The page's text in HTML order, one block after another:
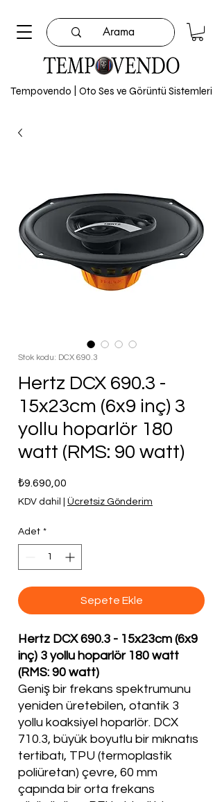
Tempovendo | Oto Ses ve Görüntü Sistemleri
Stok kodu: DCX 690.3
Hertz DCX 690.3 -
15x23cm (6x9 inç) 3
yollu hoparlör 180
watt (RMS: 90 watt)
₺9.690,00
KDV dahil Ücretsiz Gönderim
Adet *
Sepete Ekle
Hertz DCX 690.3 - 15x23cm (6x9
inç) 3 yollu hoparlör 180 watt
(RMS: 90 watt)
Geniş bir frekans spektrumunu
yeniden üretebilen, otantik 3
yollu koaksiyel hoparlör. DCX
710.3, büyük boyutlu bir mıknatıs
tertibatı, TPU (termoplastik
poliüretan) çevre, 60 mm
çapında bir orta frekans